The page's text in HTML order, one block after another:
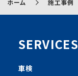
ホーム 施工事例
SERVICES
車検